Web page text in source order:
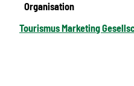
Organisation
Tourismus Marketing